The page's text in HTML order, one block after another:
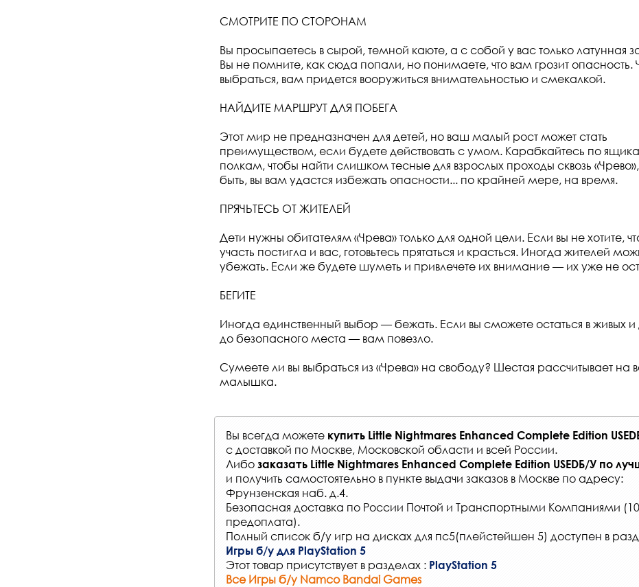
СМОТРИТЕ ПО СТОРОНАМ
Вы просыпаетесь в сырой, темной каюте, а с собой у вас только латунная
Вы не помните, как сюда попали, но понимаете, что вам грозит опасность.
выбраться, вам придется вооружиться внимательностью и смекалкой.
НАЙДИТЕ МАРШРУТ ДЛЯ ПОБЕГА
Этот мир не предназначен для детей, но ваш малый рост может стать
преимуществом, если будете действовать с умом. Карабкайтесь по
полкам, чтобы найти слишком тесные для взрослых проходы сквозь
быть, вы вам удастся избежать опасности... по крайней мере, на время.
ПРЯЧЬТЕСЬ ОТ ЖИТЕЛЕЙ
Дети нужны обитателям «Чрева» только для одной цели. Если вы не хотите,
участь постигла и вас, готовьтесь прятаться и красться. Иногда жителей
убежать. Если же будете шуметь и привлечете их внимание — их уже не
БЕГИТЕ
Иногда единственный выбор — бежать. Если вы сможете остаться в живых и
до безопасного места — вам повезло.
Сумеете ли вы выбраться из «Чрева» на свободу? Шестая рассчитывает на
малышка.
Вы всегда можете купить Little Nightmares Enhanced Complete Edition
с доставкой по Москве, Московской области и всей России.
Либо заказать Little Nightmares Enhanced Complete Edition USEDБ/У по
и получить самостоятельно в пункте выдачи заказов в Москве по адресу:
Фрунзенская наб. д.4.
Безопасная доставка по России Почтой и Транспортными Компаниями
предоплата).
Полный список б/у игр на дисках для пс5(плейстейшен 5) доступен в
Игры б/у для PlayStation 5
Этот товар присутствует в разделах : PlayStation 5
Все Игры б/у Namco Bandai Games